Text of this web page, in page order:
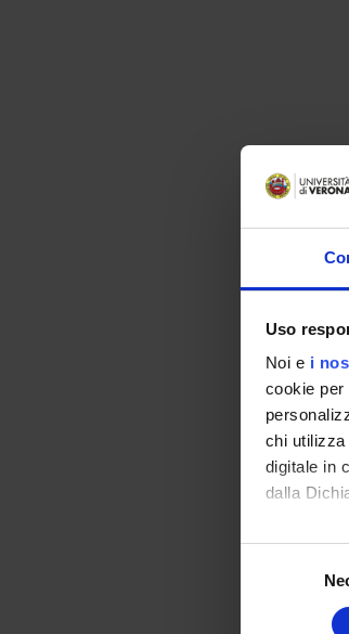
Uso
Noi e i
cookie
chi
digitale in
dalla
Con il tuo
digitali).